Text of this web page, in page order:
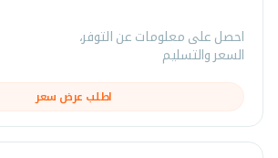
احصل على معلومات عن التوفر،
السعر والتسليم
اطلب عرض سعر